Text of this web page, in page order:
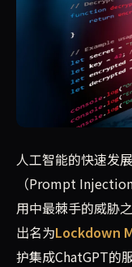
OpenAI于6月7日
人工智能的快速发
（Prompt
用中最棘手的威胁
出名为Lockdown
护集成ChatGPT的